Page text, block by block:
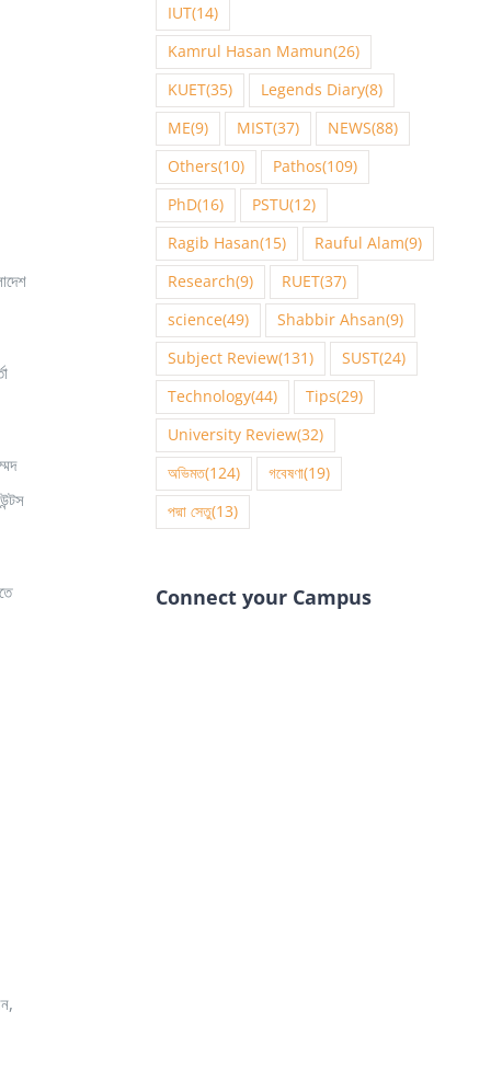
IUT(14)
Kamrul Hasan Mamun(26)
KUET(35) Legends Diary(8)
ME(9) MIST(37) NEWS(88)
Others(10) Pathos(109)
PhD(16) PSTU(12)
Ragib Hasan(15) Rauful Alam(9)
Research(9) RUET(37)
science(49) Shabbir Ahsan(9)
Subject Review(131) SUST(24)
Technology(44) Tips(29)
University Review(32)
অভিমত(124) গবেষণা(19)
পদ্মা সেতু(13)
Connect your Campus